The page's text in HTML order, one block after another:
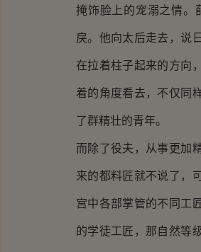
掩饰脸上的宠溺之情。
戾。他向太后走去，说
在拉着柱子起来的方向
着的角度看去，不仅同
了群精壮的青年。
而除了役夫，从事更加
来的都料匠就不说了，
宫中各部掌管的不同工
的学徒工匠，那自然等